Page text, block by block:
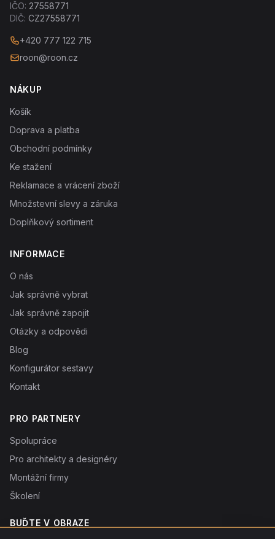
IČO: 27558771
DIČ: CZ27558771
+420 777 122 715
roon@roon.cz
NÁKUP
Košík
Doprava a platba
Obchodní podmínky
Ke stažení
Reklamace a vrácení zboží
Množstevní slevy a záruka
Doplňkový sortiment
INFORMACE
O nás
Jak správně vybrat
Jak správně zapojit
Otázky a odpovědi
Blog
Konfigurátor sestavy
Kontakt
PRO PARTNERY
Spolupráce
Pro architekty a designéry
Montážní firmy
Školení
BUĎTE V OBRAZE